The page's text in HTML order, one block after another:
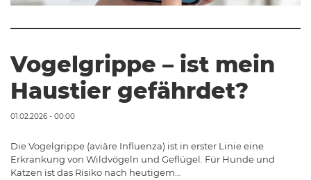
Vogelgrippe – ist mein
Haustier gefährdet?
01.02.2026 - 00:00
Die Vogelgrippe (aviäre Influenza) ist in erster Linie eine
Erkrankung von Wildvögeln und Geflügel. Für Hunde und
Katzen ist das Risiko nach heutigem…